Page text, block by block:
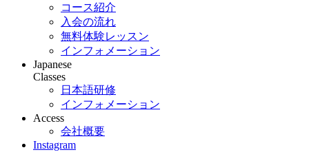
コース紹介
入会の流れ
無料体験レッスン
インフォメーション
Japanese
Classes
日本語研修
インフォメーション
Access
会社概要
Instagram